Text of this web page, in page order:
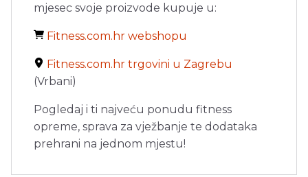
mjesec svoje proizvode kupuje u:
Fitness.com.hr webshopu
Fitness.com.hr trgovini u Zagrebu
(Vrbani)
Pogledaj i ti najveću ponudu fitness
opreme, sprava za vježbanje te dodataka
prehrani na jednom mjestu!